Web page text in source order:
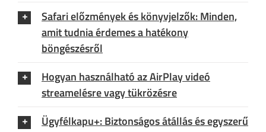
Safari előzmények és könyvjelzők: Minden,
amit tudnia érdemes a hatékony
böngészésről
Hogyan használható az AirPlay videó
streamelésre vagy tükrözésre
Ügyfélkapu+: Biztonságos átállás és egyszerű